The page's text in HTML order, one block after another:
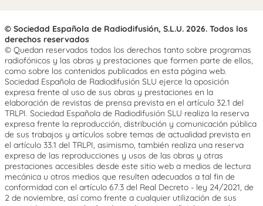
© Sociedad Española de Radiodifusión, S.L.U. 2026. Todos los
derechos reservados
© Quedan reservados todos los derechos tanto sobre programas
radiofónicos y las obras y prestaciones que formen parte de ellos,
como sobre los contenidos publicados en esta página web.
Sociedad Española de Radiodifusión SLU ejerce la oposición
expresa frente al uso de sus obras y prestaciones en la
elaboración de revistas de prensa prevista en el artículo 32.1 del
TRLPI. Sociedad Española de Radiodifusión SLU realiza la reserva
expresa frente la reproducción, distribución y comunicación pública
de sus trabajos y artículos sobre temas de actualidad prevista en
el artículo 33.1 del TRLPI, asimismo, también realiza una reserva
expresa de las reproducciones y usos de las obras y otras
prestaciones accesibles desde este sitio web a medios de lectura
mecánica u otros medios que resulten adecuados a tal fin de
conformidad con el artículo 67.3 del Real Decreto - ley 24/2021, de
2 de noviembre, así como frente a cualquier utilización de sus